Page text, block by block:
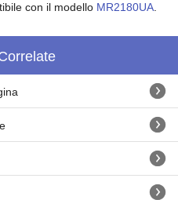
con il modello MR2180UA